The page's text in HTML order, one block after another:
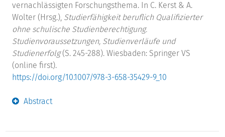
vernachlässigten Forschungsthema. In C. Kerst & A.
Wolter (Hrsg.), Studierfähigkeit beruflich Qualifizierter
ohne schulische Studienberechtigung.
Studienvoraussetzungen, Studienverläufe und
Studienerfolg(S. 245-288). Wiesbaden: Springer VS
(online first).
https://doi.org/10.1007/978-3-658-35429-9_10
Abstract